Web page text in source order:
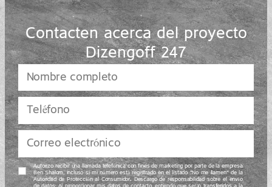
Contacten acerca del proyecto
Dizengoff 247
Autorizo recibir una llamada telefónica con fines de marketing por parte de la empresa
Ben Shalom, incluso si mi número está registrado en el listado “No me llamen” de la
Autoridad de Protección al Consumidor. Descargo de responsabilidad sobre el envío